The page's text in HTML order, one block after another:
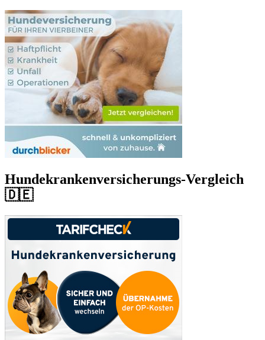
Hundekrankenversicherungs-Vergleich
🇩🇪